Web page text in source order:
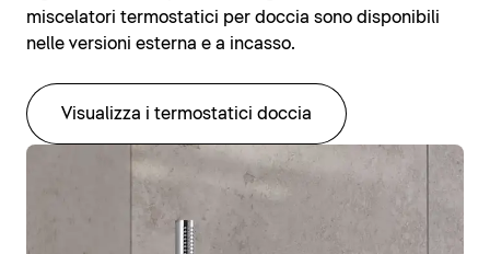
miscelatori termostatici per doccia sono disponibili
nelle versioni esterna e a incasso.
Visualizza i termostatici doccia